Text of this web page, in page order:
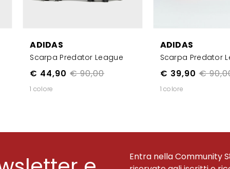
ADIDAS
Scarpa Predator League
€ 90,00
€ 44,90
1 colore
ADIDAS
Scarpa Predator
€
€ 39,90
1 colore
Entra nella Community